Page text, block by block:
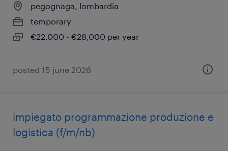
pegognaga, lombardia
temporary
€22,000 - €28,000 per year
posted 15 june 2026
impiegato programmazione produzione e
logistica (f/m/nb)